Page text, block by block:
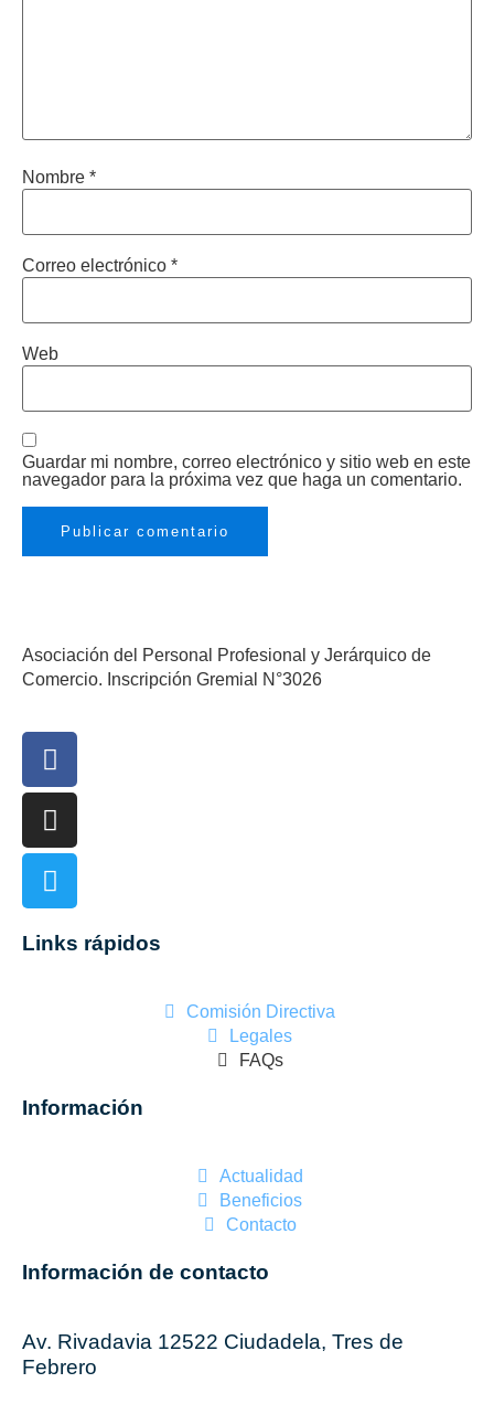
Nombre *
Correo electrónico *
Web
Guardar mi nombre, correo electrónico y sitio web en este
navegador para la próxima vez que haga un comentario.
Asociación del Personal Profesional y Jerárquico de
Comercio. Inscripción Gremial N°3026
Links rápidos
Comisión Directiva
Legales
FAQs
Información
Actualidad
Beneficios
Contacto
Información de contacto
Av. Rivadavia 12522 Ciudadela, Tres de
Febrero